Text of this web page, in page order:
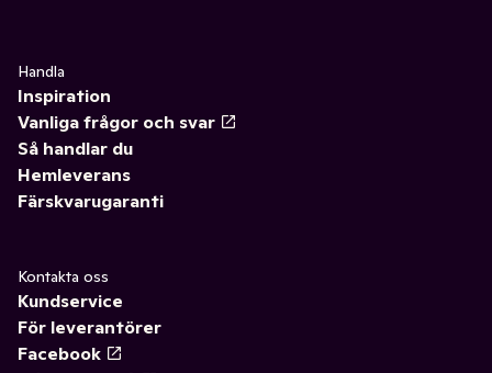
Handla
Inspiration
Vanliga frågor och svar
Så handlar du
Hemleverans
Färskvarugaranti
Kontakta oss
Kundservice
För leverantörer
Facebook